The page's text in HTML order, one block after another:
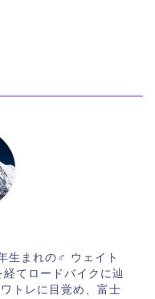
生まれの♂ ウェイト
てロードバイクに辿
トレに目覚め、富士